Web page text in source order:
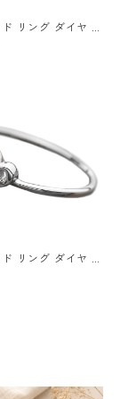
リング ダイヤ ア
イヤ 合計0.06ct
ナ Pt950 ハート
リング ダイヤ ア
イヤ 合計0.06ct
ナ Pt950 ハートモ